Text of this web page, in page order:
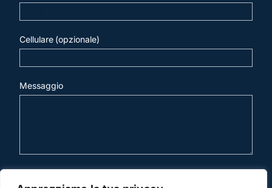
Cellulare (opzionale)
Messaggio
invia mail